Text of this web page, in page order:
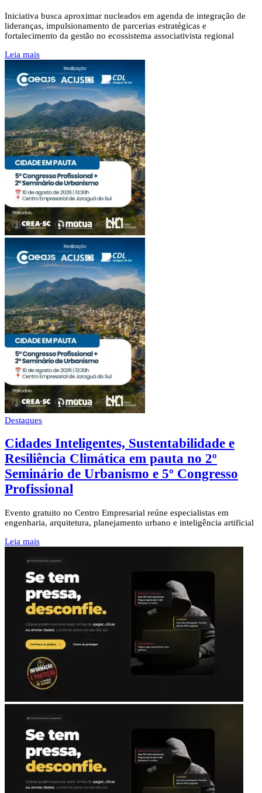
Iniciativa busca aproximar nucleados em agenda de integração de
lideranças, impulsionamento de parcerias estratégicas e
fortalecimento da gestão no ecossistema associativista regional
Leia mais
Destaques
Cidades Inteligentes, Sustentabilidade e
Resiliência Climática em pauta no 2º
Seminário de Urbanismo e 5º Congresso
Profissional
Evento gratuito no Centro Empresarial reúne especialistas em
engenharia, arquitetura, planejamento urbano e inteligência artificial
Leia mais